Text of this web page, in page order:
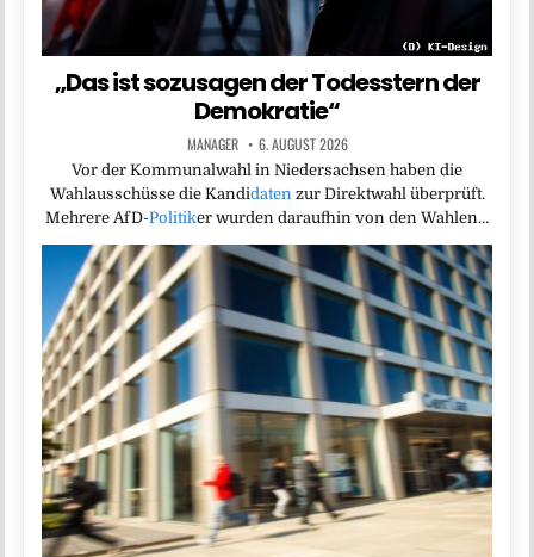
„Das ist sozusagen der Todesstern der
Demokratie“
MANAGER 6. AUGUST 2026
Vor der Kommunalwahl in Niedersachsen haben die
Wahlausschüsse die Kandidatenzur Direktwahl überprüft.
Mehrere AfD-Politiker wurden daraufhin von den Wahlen…